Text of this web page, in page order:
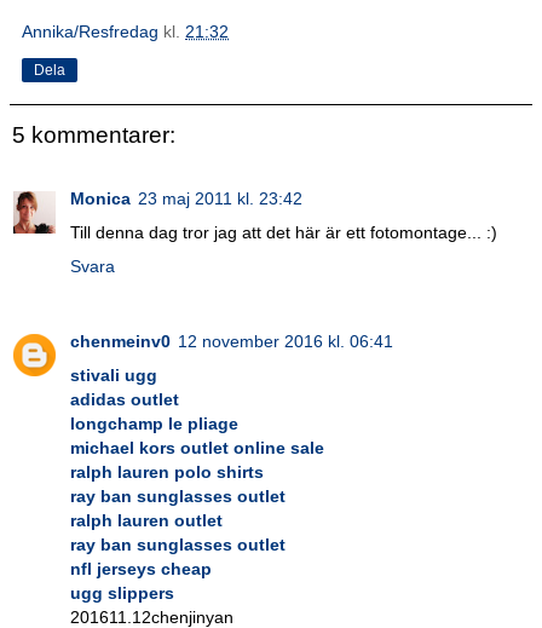
Annika/Resfredag kl. 21:32
Dela
5 kommentarer:
Monica 23 maj 2011 kl. 23:42
Till denna dag tror jag att det här är ett fotomontage... :)
Svara
chenmeinv0 12 november 2016 kl. 06:41
stivali ugg
adidas outlet
longchamp le pliage
michael kors outlet online sale
ralph lauren polo shirts
ray ban sunglasses outlet
ralph lauren outlet
ray ban sunglasses outlet
nfl jerseys cheap
ugg slippers
201611.12chenjinyan